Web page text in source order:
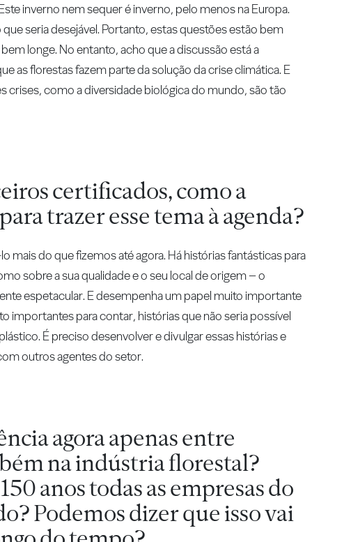
inverno nem sequer é inverno, pelo menos na Europa.
seria desejável. Portanto, estas questões estão bem
longe. No entanto, acho que a discussão está a
as florestas fazem parte da solução da crise climática. E
crises, como a diversidade biológica do mundo, são tão
certificados, como a
trazer esse tema à agenda?
do que fizemos até agora. Há histórias fantásticas para
sobre a sua qualidade e o seu local de origem – o
espetacular. E desempenha um papel muito importante
importantes para contar, histórias que não seria possível
É preciso desenvolver e divulgar essas histórias e
outros agentes do setor.
agora apenas entre
na indústria florestal?
anos todas as empresas do
Podemos dizer que isso vai